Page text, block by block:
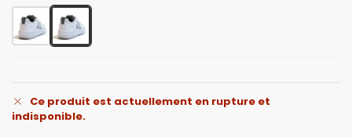
Ce produit est actuellement en rupture et
indisponible.